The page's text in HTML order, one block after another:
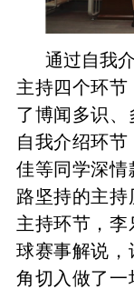
通过自我
主持四个环节
了博闻多识
自我介绍环
佳等同学深情
路坚持的主
主持环节，李
球赛事解说
角切入做了